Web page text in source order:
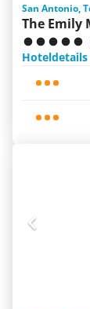
San Antonio,
The Emily
Hoteldetails